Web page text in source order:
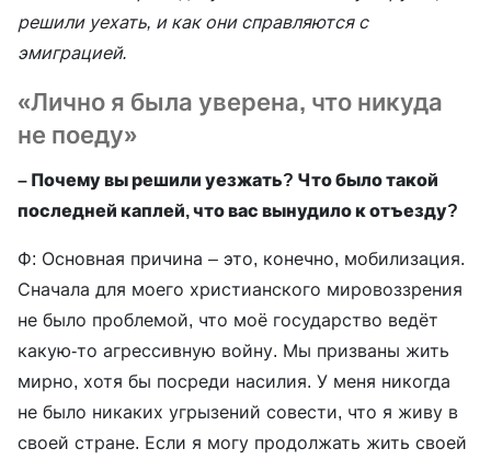
решили уехать, и как они справляются с
эмиграцией.
«Лично я была уверена, что никуда
не поеду»
– Почему вы решили уезжать? Что было такой
последней каплей, что вас вынудило к отъезду?
Ф: Основная причина – это, конечно, мобилизация.
Сначала для моего христианского мировоззрения
не было проблемой, что моё государство ведёт
какую-то агрессивную войну. Мы призваны жить
мирно, хотя бы посреди насилия. У меня никогда
не было никаких угрызений совести, что я живу в
своей стране. Если я могу продолжать жить своей